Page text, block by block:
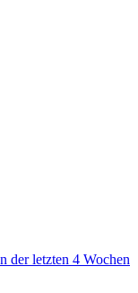
der letzten 4 Wochen